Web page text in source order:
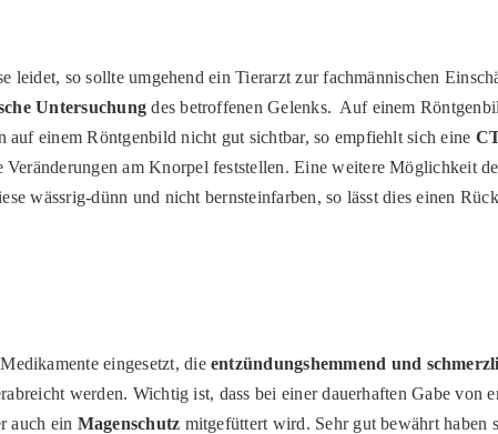
leidet, so sollte umgehend ein Tierarzt zur fachmännischen
Untersuchung des betroffenen Gelenks. Auf einem
einem Röntgenbild nicht gut sichtbar, so empfiehlt sich eine
Veränderungen am Knorpel feststellen. Eine weitere Möglichkeit
wässrig-dünn und nicht bernsteinfarben, so lässt dies einen
eingesetzt, die entzündungshemmend und
werden. Wichtig ist, dass bei einer dauerhaften Gabe
auch ein Magenschutz mitgefüttert wird. Sehr gut bewährt haben